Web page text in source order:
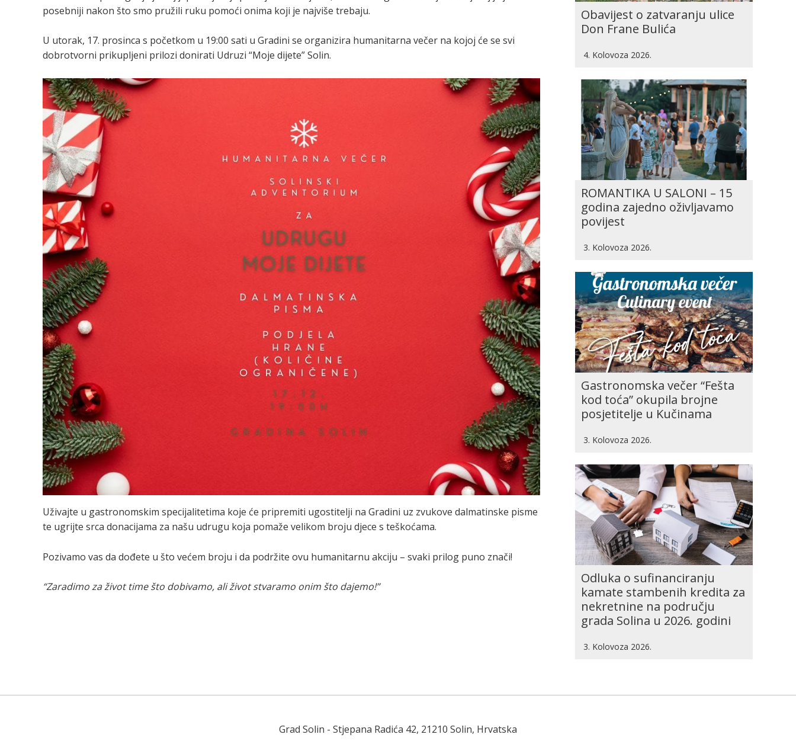
posebniji nakon što smo pružili ruku pomoći onima koji je najviše trebaju.
U utorak, 17. prosinca s početkom u 19:00 sati u Gradini se organizira humanitarna večer na kojoj će se svi
dobrotvorni prikupljeni prilozi donirati Udruzi “Moje dijete” Solin.
Uživajte u gastronomskim specijalitetima koje će pripremiti ugostitelji na Gradini uz zvukove dalmatinske pisme
te ugrijte srca donacijama za našu udrugu koja pomaže velikom broju djece s teškoćama.
Pozivamo vas da dođete u što većem broju i da podržite ovu humanitarnu akciju – svaki prilog puno znači!
“Zaradimo za život time što dobivamo, ali život stvaramo onim što dajemo!”
Obavijest o zatvaranju ulice
Don Frane Bulića
4. Kolovoza 2026.
ROMANTIKA U SALONI – 15
godina zajedno oživljavamo
povijest
3. Kolovoza 2026.
Gastronomska večer “Fešta
kod toća” okupila brojne
posjetitelje u Kučinama
3. Kolovoza 2026.
Odluka o sufinanciranju
kamate stambenih kredita za
nekretnine na području
grada Solina u 2026. godini
3. Kolovoza 2026.
Grad Solin - Stjepana Radića 42, 21210 Solin, Hrvatska